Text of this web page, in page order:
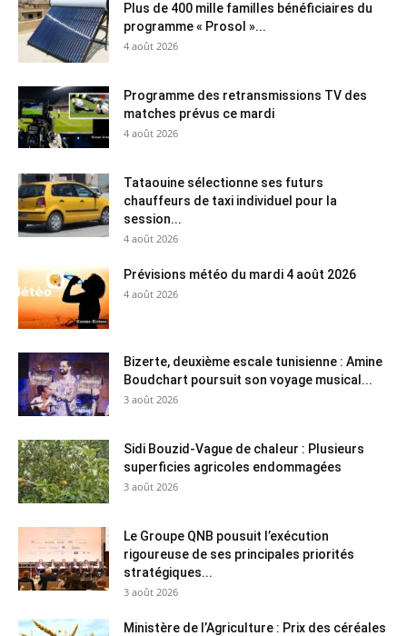
Plus de 400 mille familles bénéficiaires du
programme « Prosol »...
4 août 2026
Programme des retransmissions TV des
matches prévus ce mardi
4 août 2026
Tataouine sélectionne ses futurs
chauffeurs de taxi individuel pour la
session...
4 août 2026
Prévisions météo du mardi 4 août 2026
4 août 2026
Bizerte, deuxième escale tunisienne : Amine
Boudchart poursuit son voyage musical...
3 août 2026
Sidi Bouzid-Vague de chaleur : Plusieurs
superficies agricoles endommagées
3 août 2026
Le Groupe QNB pousuit l’exécution
rigoureuse de ses principales priorités
stratégiques...
3 août 2026
Ministère de l’Agriculture : Prix des céréales